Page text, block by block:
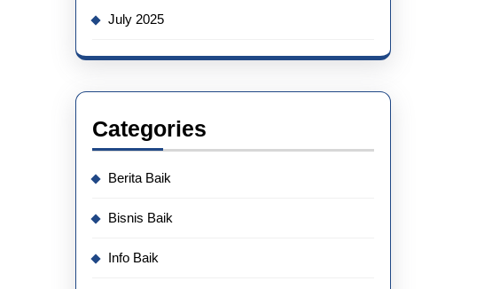
July 2025
Categories
Berita Baik
Bisnis Baik
Info Baik